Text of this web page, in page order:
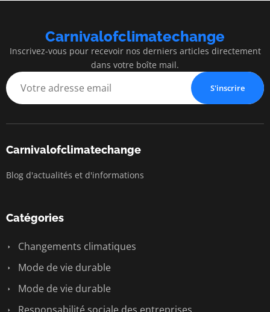
Carnivalofclimatechange
Inscrivez-vous pour recevoir nos derniers articles directement
dans votre boîte mail.
S'inscrire
Carnivalofclimatechange
Blog d'actualités et d'informations
Catégories
Changements climatiques
Mode de vie durable
Mode de vie durable